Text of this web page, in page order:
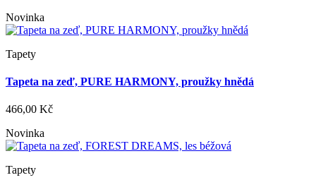
Novinka
Tapety
Tapeta na zeď, PURE HARMONY, proužky hnědá
466,00 Kč
Novinka
Tapety